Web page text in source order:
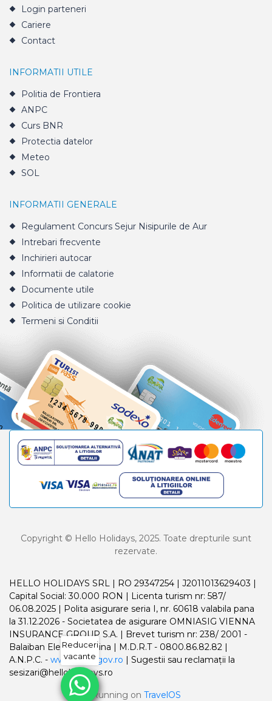
Login parteneri
Cariere
Contact
INFORMATII UTILE
Politia de Frontiera
ANPC
Curs BNR
Protectia datelor
Meteo
SOL
INFORMATII GENERALE
Regulament Concurs Sejur Nisipurile de Aur
Intrebari frecvente
Inchirieri autocar
Informatii de calatorie
Documente utile
Politica de utilizare cookie
Termeni si Conditii
Copyright © Hello Holidays, 2025. Toate drepturile sunt
rezervate.
HELLO HOLIDAYS SRL | RO 29347254 | J2011013629403 |
Capital Social: 30.000 RON | Licenta turism nr: 587/
06.08.2025 | Polita asigurare seria I, nr. 60618 valabila pana
la 31.12.2026 - Societatea de asigurare OMNIASIG VIENNA
INSURANCE GROUP S.A. | Brevet turism nr: 238/ 2001 -
Balaiban Elena Madalina | M.D.R.T - 0800.86.82.82 |
A.N.P.C. - www.anpc.gov.ro | Sugestii sau reclamații la
sesizari@helloholidays.ro
Running on TravelOS
Reduceri
vacante